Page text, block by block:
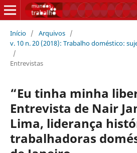
Início / Arquivos /
v. 10 n. 20 (2018): Trabalho doméstico:
/
Entrevistas
“Eu tinha minha
Entrevista de Nair
Lima, liderança
trabalhadoras